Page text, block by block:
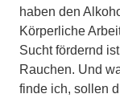
haben den
Körperliche
Sucht fördernd
Rauchen. Und
finde ich, sollen